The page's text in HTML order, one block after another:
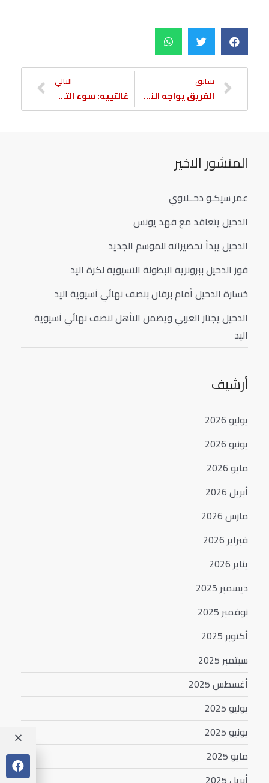
سابق
الفريق يواجه النصر لتعديل المسار الأسيوي
التالي
غالتييه: سوء التنظيم والانتشار سبب خسارتنا
المنشور الاخير
عمر سيكـو دحــلاوي
الدحيل يتعاقد مع فهد يونس
الدحيل يبدأ تحضيراته للموسم الجديد
فوز الدحيل ببرونزية البطولة الآسيوية لكرة اليد
خسارة الدحيل أمام برقان بنصف نهائي آسيوية اليد
الدحيل يجتاز العربي ويضمن التأهل لنصف نهائي آسيوية
اليد
أرشيف
يوليو 2026
يونيو 2026
مايو 2026
أبريل 2026
مارس 2026
فبراير 2026
يناير 2026
ديسمبر 2025
نوفمبر 2025
أكتوبر 2025
سبتمبر 2025
أغسطس 2025
يوليو 2025
يونيو 2025
مايو 2025